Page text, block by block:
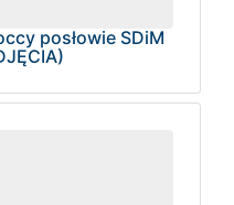
posłowie SDiM